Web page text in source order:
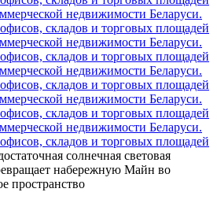
недвижимости Беларуси.
складов и торговых площадей
недвижимости Беларуси.
складов и торговых площадей
недвижимости Беларуси.
складов и торговых площадей
недвижимости Беларуси.
складов и торговых площадей
недвижимости Беларуси.
складов и торговых площадей
солнечная световая
набережную Майн во
пространство